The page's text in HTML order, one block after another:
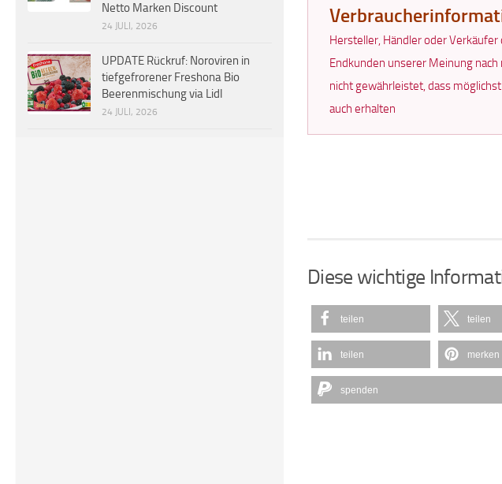
Hersteller, Händler oder
Endkunden unserer Meinung
nicht gewährleistet, dass
auch erhalten
Diese wichtige
teilen teilen
teilen merken
spenden
Netto Marken Discount
24 JULI, 2026
UPDATE Rückruf: Noroviren in
tiefgefrorener Freshona Bio
Beerenmischung via Lidl
24 JULI, 2026